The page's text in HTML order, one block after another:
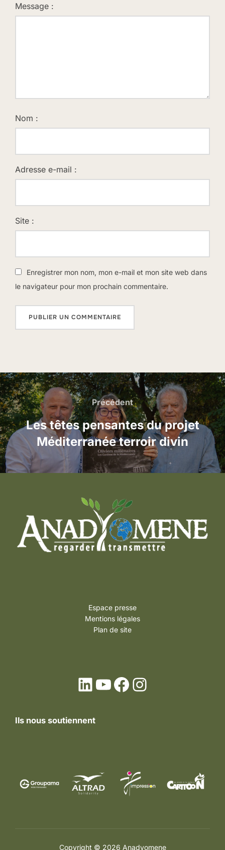
Message :
Nom :
Adresse e-mail :
Site :
Enregistrer mon nom, mon e-mail et mon site web dans
le navigateur pour mon prochain commentaire.
Navigation
de
l’article
Précédent
Précédent
Les têtes pensantes du projet
Méditerranée terroir divin
Espace presse
Mentions légales
Plan de site
LinkedIn
YouTube
Facebook
Instagram
Ils nous soutiennent
Copyright © 2026 Anadyomene